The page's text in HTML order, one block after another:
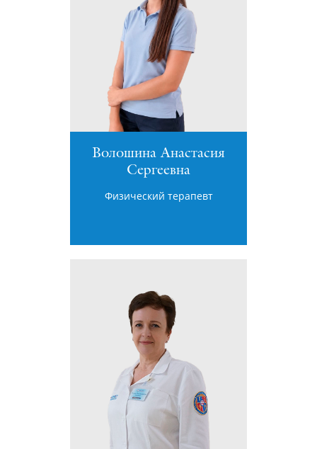
Волошина Анастасия
Сергеевна
Физический терапевт